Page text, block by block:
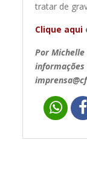
tratar de
Clique aqui
Por Michelle
informações